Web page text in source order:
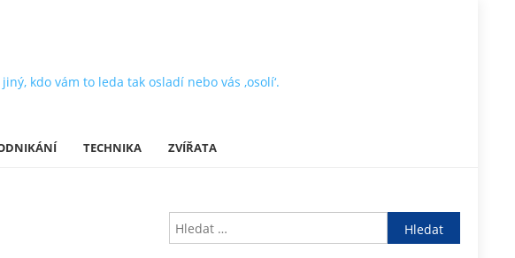
kdo vám to leda tak osladí nebo vás ‚osolí‘.
TECHNIKA ZVÍŘATA
Vyhledávání